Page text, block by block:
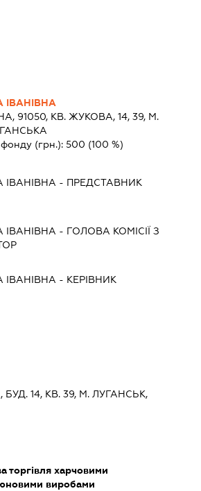
91050, КВ. ЖУКОВА, 14, 39, М.
фонду (грн.): 500 (100 %)
- ПРЕДСТАВНИК
- ГОЛОВА КОМІСІЇ З
- КЕРІВНИК
14, КВ. 39, М. ЛУГАНСЬК,
торгівля харчовими
виробами